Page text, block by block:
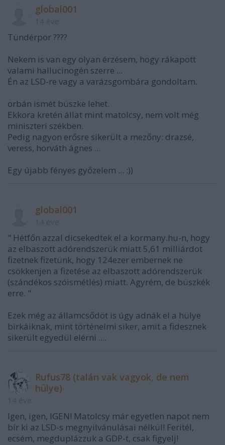
global001
Tündérpor ????
Nekem is van egy olyan érzésem, hogy rákapott
valami hallucinogén szerre ...
Én az LSD-re vagy a varázsgombára gondoltam.
orbán ismét büszke lehet.
Ekkora kretén állat mint matolcsy, nem volt még
miniszteri székben.
Pedig nagyon erősre sikerült a mezőny: drazsé,
veress, horváth ágnes ...
Egy újabb fényes győzelem ... :))
global001
" Hétfőn azzal dicsekedtek el a kormany.hu-n, hogy
az elbaszott adórendszerük miatt 5,61 milliárdot
fizetnek fizetünk, hogy 124ezer embernek ne
csökkenjen a fizetése az elbaszott adórendszerük
(szándékos szóismétlés) miatt. Agyrém, de büszkék
erre. "
Ezek még az államcsődöt is úgy adnák el a hülye
birkáiknak, mint történelmi siker, amit a fidesznek
sikerült egyedül elérni ....
Rufus78 (talán vak vagyok, de nem
hülye)
Igen, igen, IGEN! Matolcsy már egyetlen napot nem
bír ki az LSD-s megnyilvánulásai nélkül! Feritél,
ecsém, megduplázzuk a GDP-t, csak figyelj!